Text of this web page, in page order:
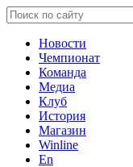
Новости
Чемпионат
Команда
Медиа
Клуб
История
Магазин
Winline
En